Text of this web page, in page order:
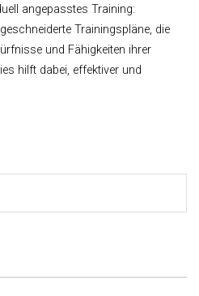
angepasstes Training:
Trainingspläne, die
und Fähigkeiten ihrer
hilft dabei, effektiver und